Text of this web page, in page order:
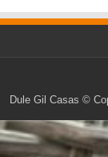
Dule Gil Casas ©